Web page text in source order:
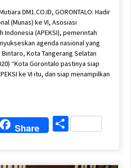
DM1.CO.ID, GORONTALO: Hadir
(Munas) ke VI, Asosiasi
Indonesia (APEKSI), pemerintah
agenda nasional yang
Kota Tangerang Selatan
“Kota Gorontalo pastinya siap
ke VI itu, dan siap menampilkan
Share Share